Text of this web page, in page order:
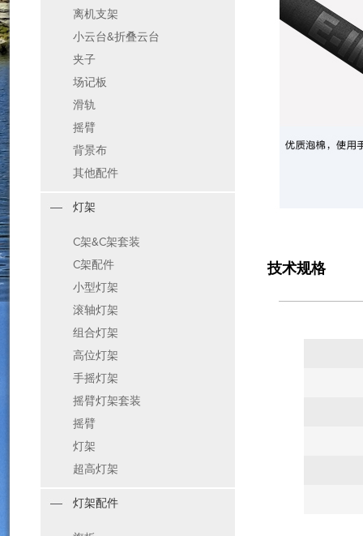
离机支架
小云台&折叠云台
夹子
场记板
滑轨
摇臂
背景布
其他配件
灯架
C架&C架套装
C架配件
小型灯架
滚轴灯架
组合灯架
高位灯架
手摇灯架
摇臂灯架套装
摇臂
灯架
超高灯架
灯架配件
技术规格